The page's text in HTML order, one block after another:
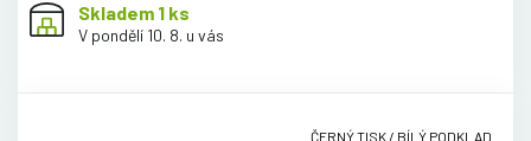
Skladem 1 ks
V pondělí 10. 8. u vás
ČERNÝ TISK / BÍLÝ PODKLAD